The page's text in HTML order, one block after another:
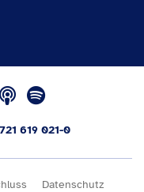
619 021-0
Datenschutz